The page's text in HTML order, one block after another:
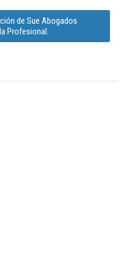
de Sue Abogados
Profesional.